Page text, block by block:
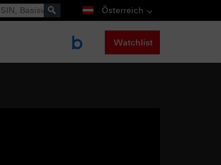
Österreich
Watchlist